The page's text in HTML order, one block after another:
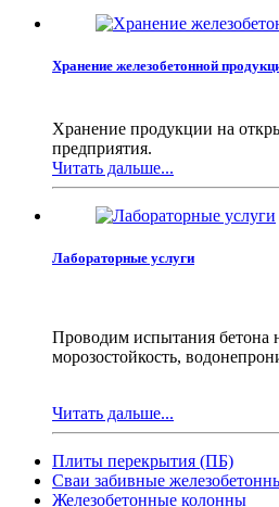
Хранение железобетонной
Хранение продукции на
предприятия.
Читать дальше...
Лабораторные услуги
Проводим испытания бетона
морозостойкость,
Читать дальше...
Плиты перекрытия (ПБ)
Сваи забивные
Железобетонные колонны